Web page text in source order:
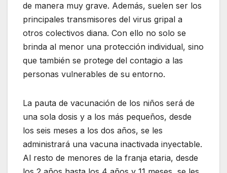
de manera muy grave. Además, suelen ser los
principales transmisores del virus gripal a
otros colectivos diana. Con ello no solo se
brinda al menor una protección individual, sino
que también se protege del contagio a las
personas vulnerables de su entorno.
La pauta de vacunación de los niños será de
una sola dosis y a los más pequeños, desde
los seis meses a los dos años, se les
administrará una vacuna inactivada inyectable.
Al resto de menores de la franja etaria, desde